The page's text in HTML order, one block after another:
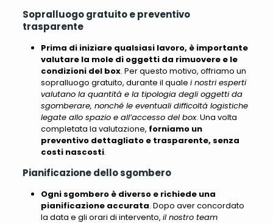
Sopralluogo gratuito e preventivo
trasparente
Prima di iniziare qualsiasi lavoro, è importante
valutare la mole di oggetti da rimuovere e le
condizioni del box. Per questo motivo, offriamo un
sopralluogo gratuito, durante il quale i nostri esperti
valutano la quantità e la tipologia degli oggetti da
sgomberare, nonché le eventuali difficoltà logistiche
legate allo spazio e all’accesso del box. Una volta
completata la valutazione, forniamo un
preventivo dettagliato e trasparente, senza
costi nascosti.
Pianificazione dello sgombero
Ogni sgombero è diverso e richiede una
pianificazione accurata. Dopo aver concordato
la data e gli orari di intervento, il nostro team